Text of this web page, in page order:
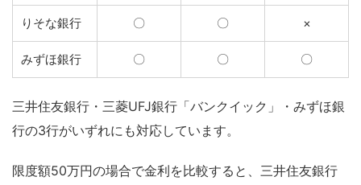
りそな銀行 〇 〇 ×
みずほ銀行 〇 〇 〇
三井住友銀行・三菱UFJ銀行「バンクイック」・みずほ銀
行の3行がいずれにも対応しています。
限度額50万円の場合で金利を比較すると、三井住友銀行